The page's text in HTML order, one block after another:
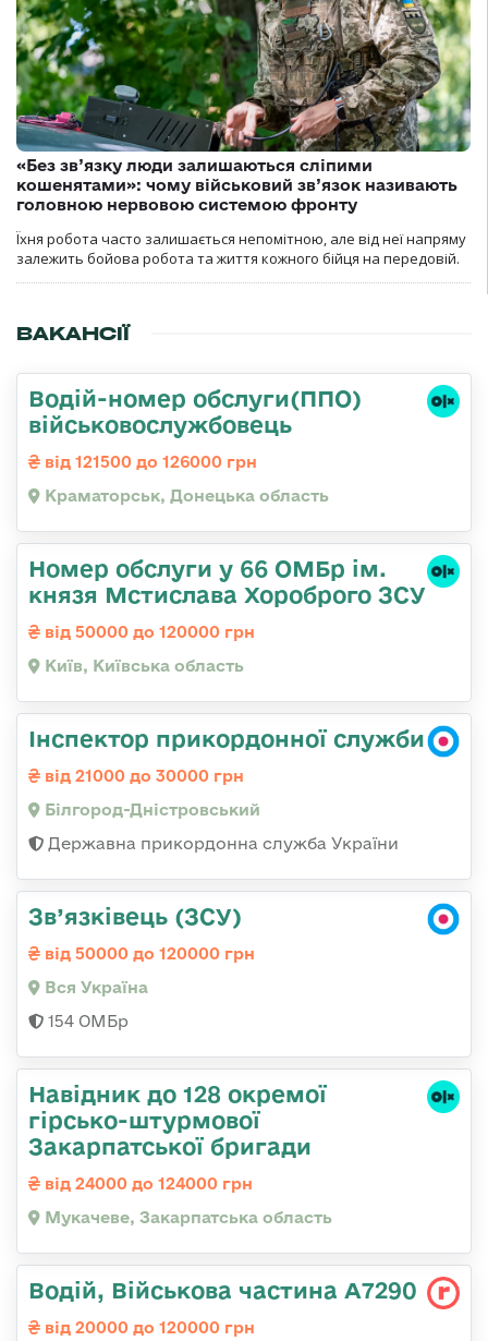
«Без зв’язку люди залишаються сліпими
кошенятами»: чому військовий зв’язок називають
головною нервовою системою фронту
Їхня робота часто залишається непомітною, але від неї напряму
залежить бойова робота та життя кожного бійця на передовій.
ВАКАНСІЇ
Водій-номер обслуги(ППО)
військовослужбовець
від 121500 до 126000 грн
Краматорськ, Донецька область
Номер обслуги у 66 ОМБр ім.
князя Мстислава Хороброго ЗСУ
від 50000 до 120000 грн
Київ, Київська область
Інспектор прикордонної служби
від 21000 до 30000 грн
Білгород-Дністровський
Державна прикордонна служба України
Зв’язківець (ЗСУ)
від 50000 до 120000 грн
Вся Україна
154 ОМБр
Навідник до 128 окремої
гірсько-штурмової
Закарпатської бригади
від 24000 до 124000 грн
Мукачеве, Закарпатська область
Водій, Військова частина А7290
від 20000 до 120000 грн